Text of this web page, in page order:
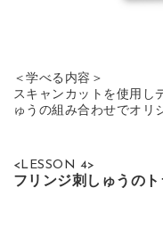
＜学べる内容＞
スキャンカットを使用し
ゅうの組み合わせでオリ
<LESSON 4>
フリンジ刺しゅうの